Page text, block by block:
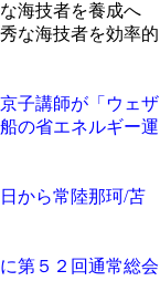
海技者を養成へ
な海技者を効率的
子講師が「ウェザ
の省エネルギー運
から常陸那珂/苫
第５２回通常総会